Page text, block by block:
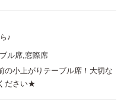
♪
ル席,窓際席
の小上がりテーブル席！大切な
ださい★